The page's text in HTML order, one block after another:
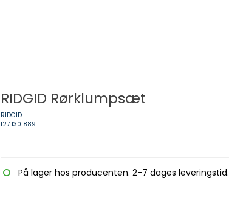
RIDGID Rørklumpsæt
RIDGID
127 130 889
På lager hos producenten. 2-7 dages leveringstid.